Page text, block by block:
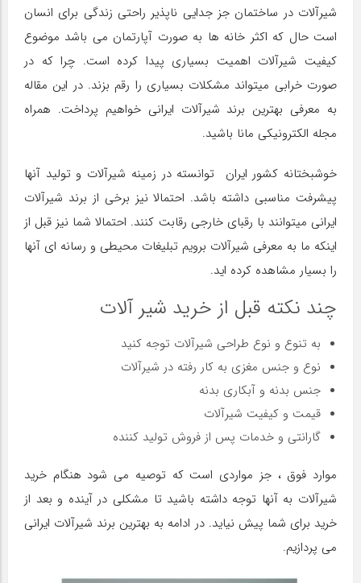
شیرآلات در ساختمان جز جدایی ناپذیر راحتی زندگی برای انسان
است حال که اکثر خانه ها به صورت آپارتمان می باشد موضوع
کیفیت شیرآلات اهمیت بسیاری پیدا کرده است. چرا که در
صورت خرابی میتواند مشکلات بسیاری را رقم بزند. در این مقاله
به معرفی بهترین برند شیرآلات ایرانی خواهیم پرداخت. همراه
مجله الکترونیکی مانا باشید.
خوشبختانه کشور ایران توانسته در زمینه شیرآلات و تولید آنها
پیشرفت مناسبی داشته باشد. احتمالا نیز برخی از برند شیرآلات
ایرانی میتوانند با رقبای خارجی رقابت کنند. احتمالا شما نیز قبل از
اینکه ما به معرفی شیرآلات برویم تبلیغات محیطی و رسانه ای آنها
را بسیار مشاهده کرده اید.
چند نکته قبل از خرید شیر آلات
به تنوع و نوع طراحی شیرآلات توجه کنید
نوع و جنس مغزی به کار رفته در شیرآلات
جنس بدنه و آبکاری بدنه
قیمت و کیفیت شیرآلات
گارانتی و خدمات پس از فروش تولید کننده
موارد فوق ، جز مواردی است که توصیه می شود هنگام خرید
شیرآلات به آنها توجه داشته باشید تا مشکلی در آینده و بعد از
خرید برای شما پیش نیاید. در ادامه به بهترین برند شیرآلات ایرانی
می پردازیم.